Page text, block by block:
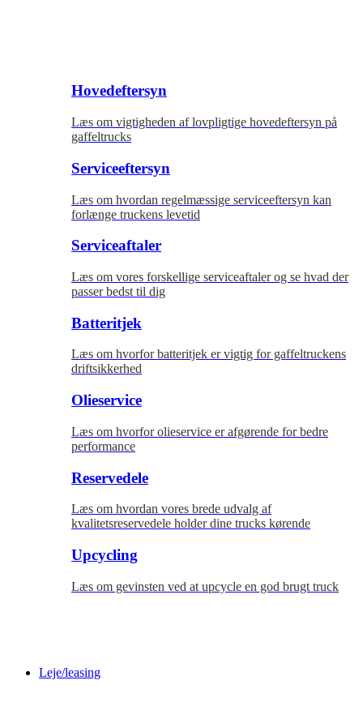
Hovedeftersyn
Læs om vigtigheden af lovpligtige hovedeftersyn på
gaffeltrucks
Serviceeftersyn
Læs om hvordan regelmæssige serviceeftersyn kan
forlænge truckens levetid
Serviceaftaler
Læs om vores forskellige serviceaftaler og se hvad der
passer bedst til dig
Batteritjek
Læs om hvorfor batteritjek er vigtig for gaffeltruckens
driftsikkerhed
Olieservice
Læs om hvorfor olieservice er afgørende for bedre
performance
Reservedele
Læs om hvordan vores brede udvalg af
kvalitetsreservedele holder dine trucks kørende
Upcycling
Læs om gevinsten ved at upcycle en god brugt truck
Leje/leasing